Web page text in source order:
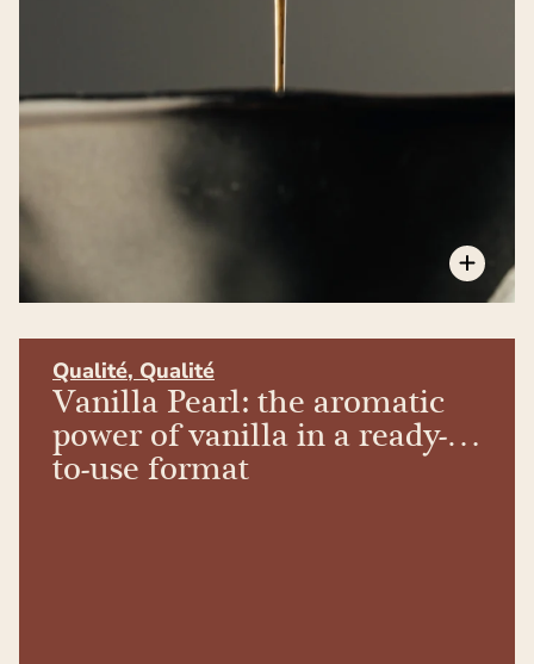
Qualité, Qualité
Vanilla Pearl: the aromatic
power of vanilla in a ready-
to-use format